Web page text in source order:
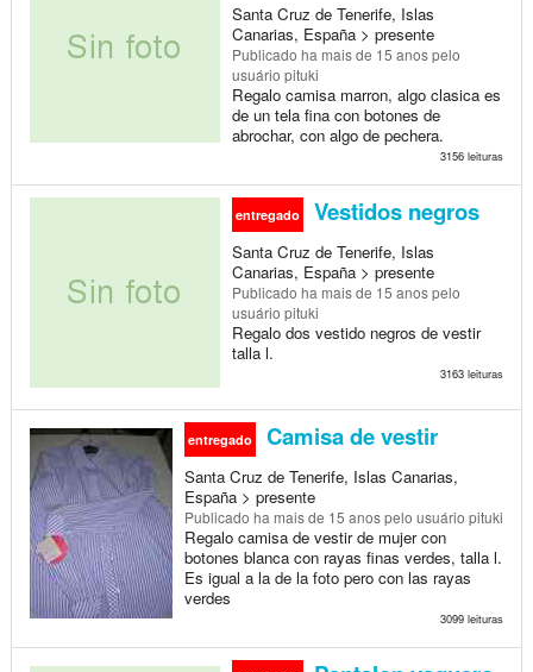
Santa Cruz de Tenerife, Islas
Canarias, España > presente
Publicado ha mais de 15 anospelo
usuário pituki
Regalo camisa marron, algo clasica es
de un tela fina con botones de
abrochar, con algo de pechera.
3156 leituras
entregado Vestidos negros
Santa Cruz de Tenerife, Islas
Canarias, España > presente
Publicado ha mais de 15 anospelo
usuário pituki
Regalo dos vestido negros de vestir
talla l.
3163 leituras
entregado Camisa de vestir
Santa Cruz de Tenerife, Islas Canarias,
España > presente
Publicado ha mais de 15 anospelo usuário pituki
Regalo camisa de vestir de mujer con
botones blanca con rayas finas verdes, talla l.
Es igual a la de la foto pero con las rayas
verdes
3099 leituras